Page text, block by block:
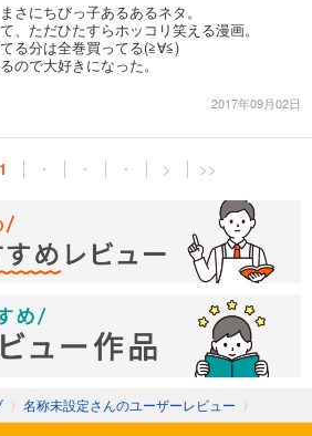
さにちびっ子あるあるネタ。
、ただひたすらホッコリ笑える漫画。
る分は全巻買ってる(≧∀≦)
ので大好きになった。
2017年09月02日
1 ・ ・ ・ > >>
〉 名称未設定さんのユーザーレビュー 〉